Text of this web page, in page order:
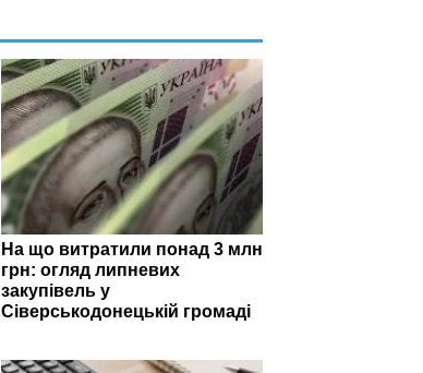
На що витратили понад 3 млн
грн: огляд липневих
закупівель у
Сіверськодонецькій громаді